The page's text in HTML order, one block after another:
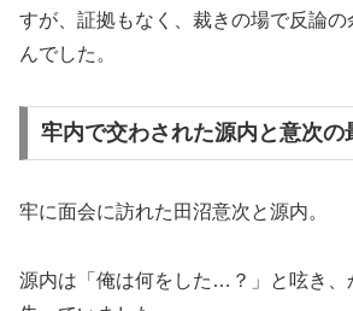
すが、証拠もなく、裁きの場で反論
んでした。
牢内で交わされた源内と意次の
牢に面会に訪れた田沼意次と源内。
源内は「俺は何をした…？」と呟き、